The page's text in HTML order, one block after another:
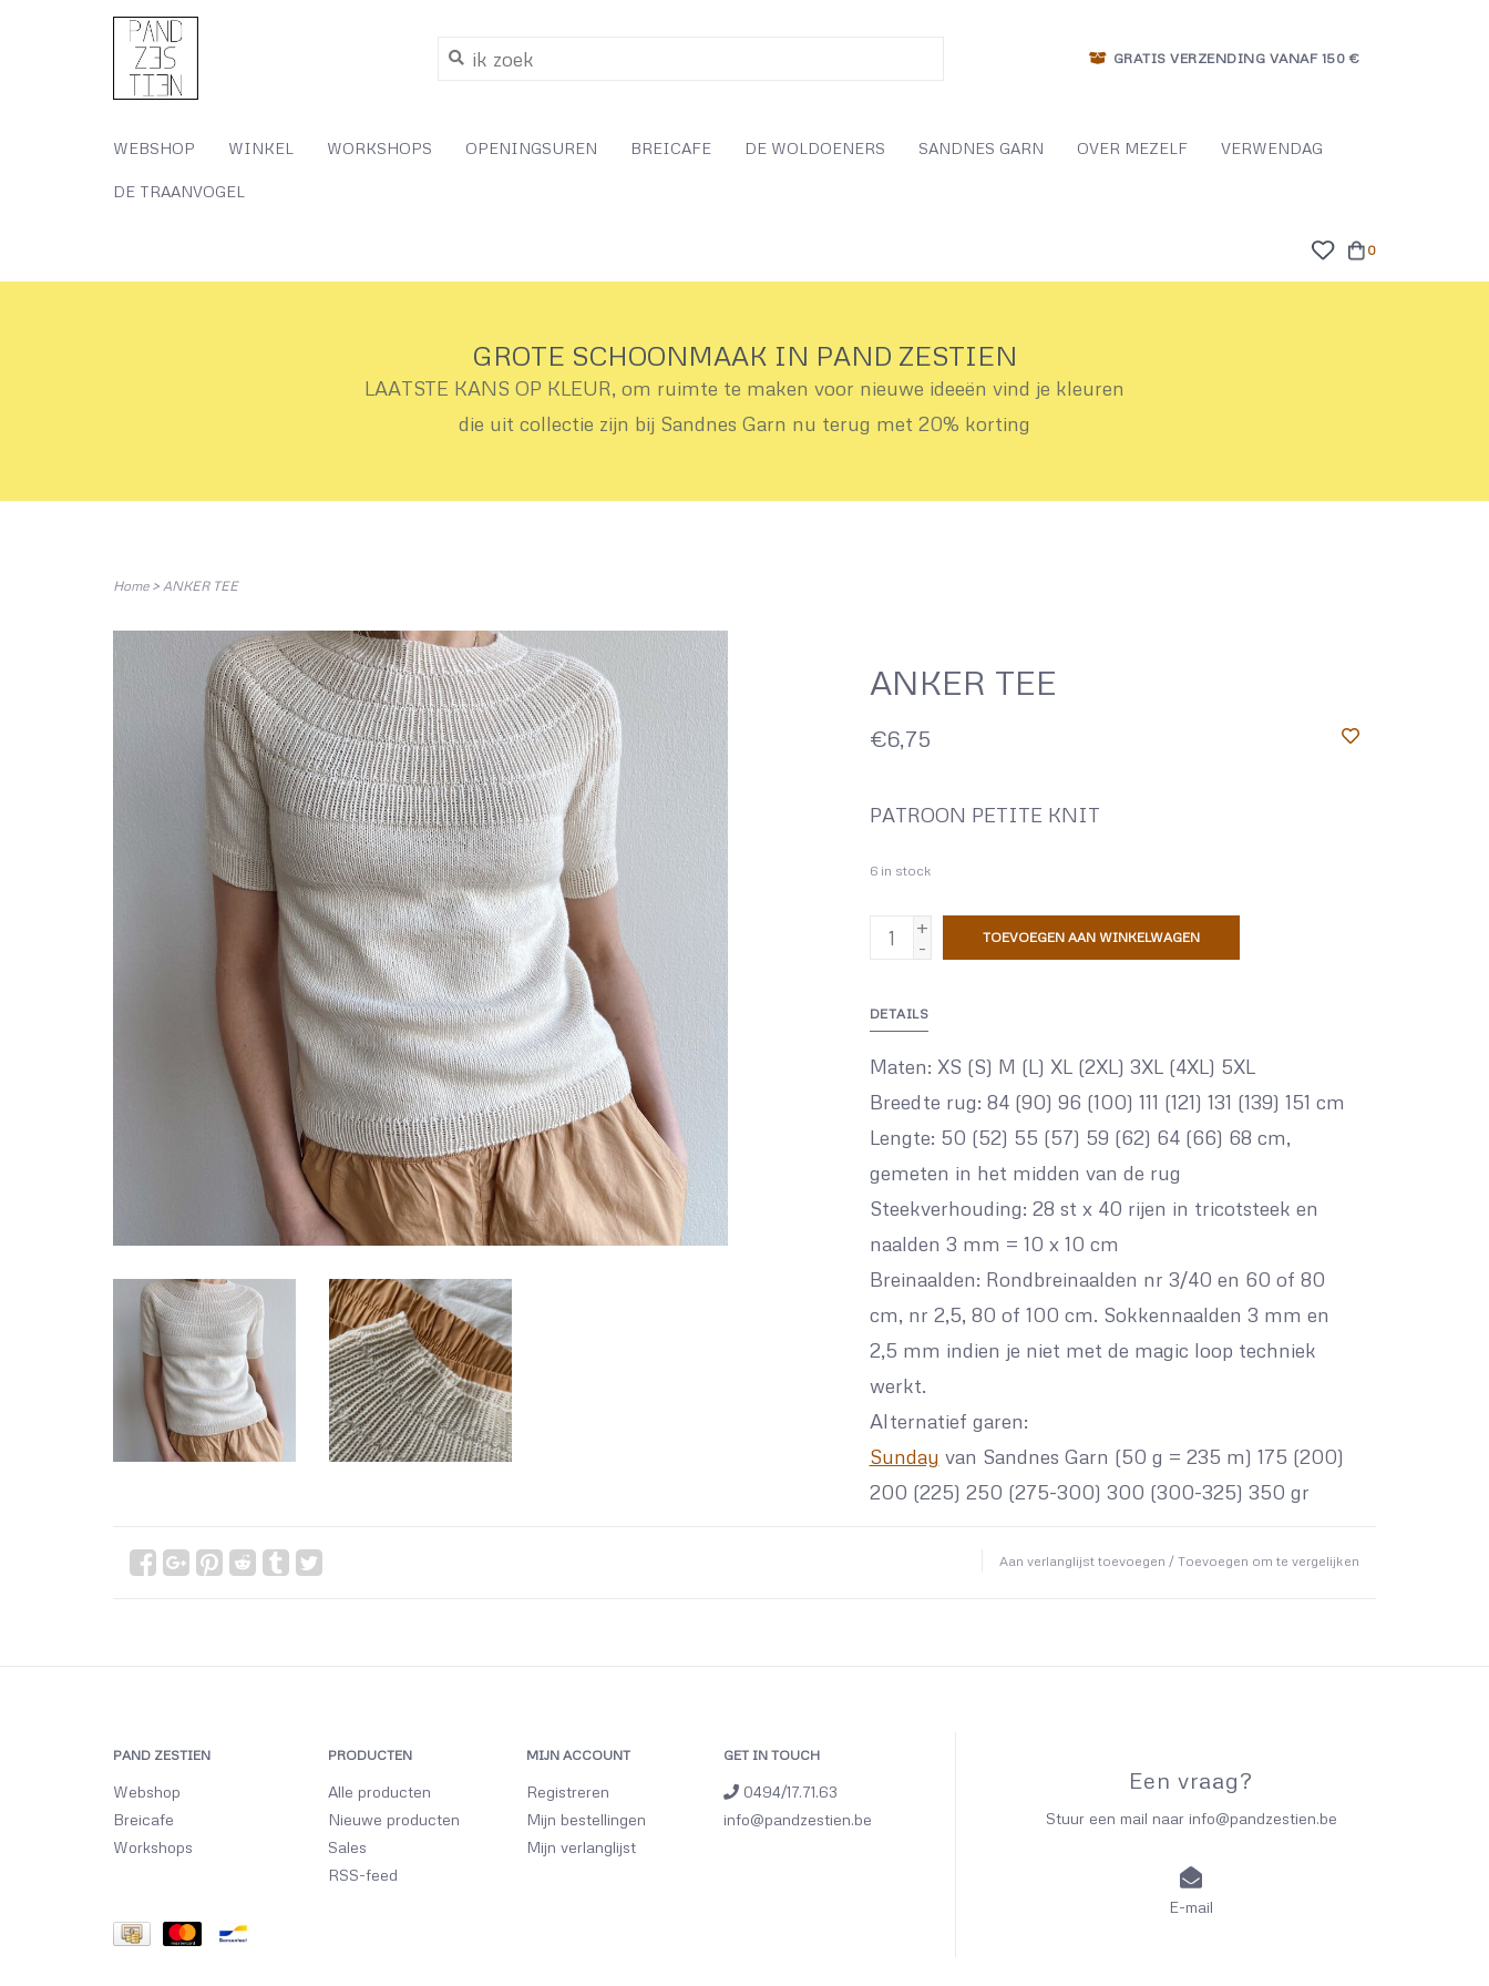
GRATIS VERZENDING VANAF 150 €
WEBSHOP WINKEL WORKSHOPS OPENINGSUREN BREICAFE DE WOLDOENERS SANDNES GARN OVER MEZELF VERWENDAG
DE TRAANVOGEL
0
GROTE SCHOONMAAK IN PAND ZESTIEN
LAATSTE KANS OP KLEUR, om ruimte te maken voor nieuwe ideeën vind je kleuren
die uit collectie zijn bij Sandnes Garn nu terug met 20% korting
Home> ANKER TEE
ANKER TEE
€6,75
PATROON PETITE KNIT
6 in stock
+
-
TOEVOEGEN AAN WINKELWAGEN
DETAILS
Maten: XS (S) M (L) XL (2XL) 3XL (4XL) 5XL
Breedte rug: 84 (90) 96 (100) 111 (121) 131 (139) 151 cm
Lengte: 50 (52) 55 (57) 59 (62) 64 (66) 68 cm,
gemeten in het midden van de rug
Steekverhouding: 28 st x 40 rijen in tricotsteek en
naalden 3 mm = 10 x 10 cm
Breinaalden: Rondbreinaalden nr 3/40 en 60 of 80
cm, nr 2,5, 80 of 100 cm. Sokkennaalden 3 mm en
2,5 mm indien je niet met de magic loop techniek
werkt.
Alternatief garen:
Sunday van Sandnes Garn (50 g = 235 m) 175 (200)
200 (225) 250 (275-300) 300 (300-325) 350 gr
Aan verlanglijst toevoegen / Toevoegen om te vergelijken
PAND ZESTIEN
Webshop
Breicafe
Workshops
PRODUCTEN
Alle producten
Nieuwe producten
Sales
RSS-feed
MIJN ACCOUNT
Registreren
Mijn bestellingen
Mijn verlanglijst
GET IN TOUCH
0494/17.71.63
info@pandzestien.be
Een vraag?
Stuur een mail naar info@pandzestien.be
E-mail